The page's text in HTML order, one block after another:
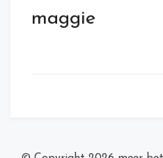
navigation
maggie